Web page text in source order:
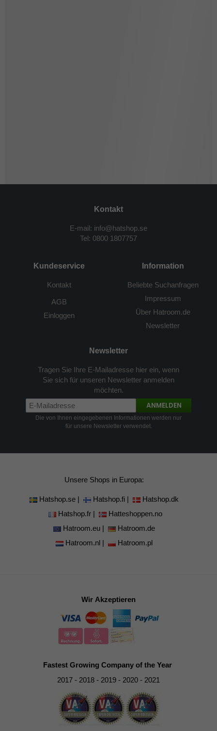
Kontakt
E-mail: info@hatshop.se
Tel: 0800 1807757
Kundeservice
Kontakt
AGB
Einloggen
Information
Beliebte Suchanfragen
Impressum
Über Hatroom.de
Newsletter
Newsletter
Tragen Sie Ihre E-Mailadresse hier ein, wenn
Sie sich für unseren Newsletter anmelden
möchten.
ANMELDEN
Die von Ihnen eingegebenen Informationen werden nur
für unsere Newsletter verwendet.
Unsere Shops in Europa:
Hatshop.se | Hatshop.fi |
Hatshop.dk
Hatshop.fr|
Hatteshoppen.no
Hatroom.eu |
Hatroom.de
Hatroom.nl | Hatroom.pl
Wir Akzeptieren
Fastest Growing Company of the Year
2017 - 2018 - 2019 - 2020 - 2021